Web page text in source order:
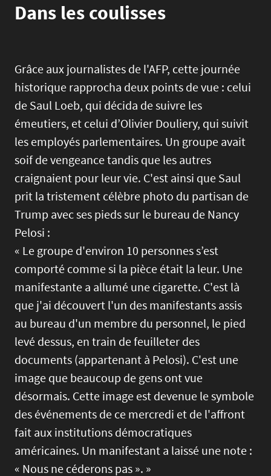
Dans les coulisses
Grâce aux journalistes de l'AFP, cette journée
historique rapprocha deux points de vue : celui
de Saul Loeb, qui décida de suivre les
émeutiers, et celui d’Olivier Douliery, qui suivit
les employés parlementaires. Un groupe avait
soif de vengeance tandis que les autres
craignaient pour leur vie. C'est ainsi que Saul
prit la tristement célèbre photo du partisan de
Trump avec ses pieds sur le bureau de Nancy
Pelosi :
« Le groupe d'environ 10 personnes s’est
comporté comme si la pièce était la leur. Une
manifestante a allumé une cigarette. C'est là
que j'ai découvert l'un des manifestants assis
au bureau d'un membre du personnel, le pied
levé dessus, en train de feuilleter des
documents (appartenant à Pelosi). C'est une
image que beaucoup de gens ont vue
désormais. Cette image est devenue le symbole
des événements de ce mercredi et de l'affront
fait aux institutions démocratiques
américaines. Un manifestant a laissé une note :
« Nous ne céderons pas ». »